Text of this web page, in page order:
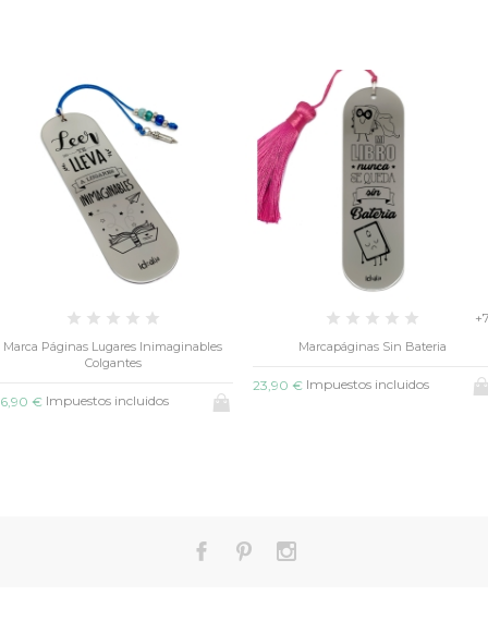
Marca Páginas Lugares Inimaginables
Colgantes
€ Impuestos incluidos
Marcapáginas Sin Bateria
23,90 € Impuestos incluidos